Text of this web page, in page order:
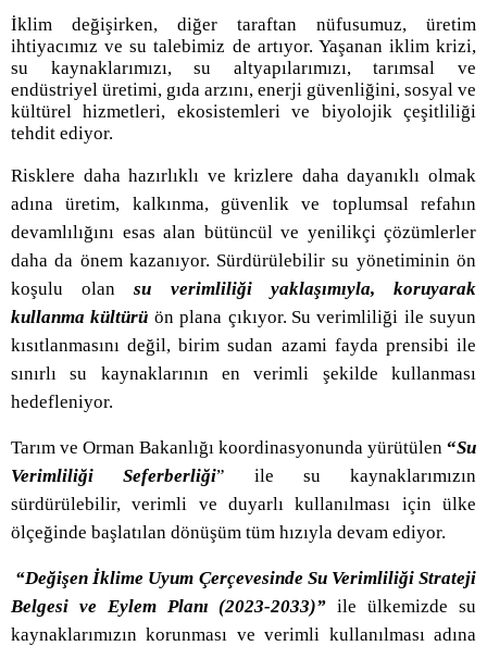
İklim değişirken, diğer taraftan nüfusumuz, üretim
ihtiyacımız ve su talebimiz de artıyor. Yaşanan iklim krizi,
su kaynaklarımızı, su altyapılarımızı, tarımsal ve
endüstriyel üretimi, gıda arzını, enerji güvenliğini, sosyal ve
kültürel hizmetleri, ekosistemleri ve biyolojik çeşitliliği
tehdit ediyor.
Risklere daha hazırlıklı ve krizlere daha dayanıklı olmak
adına üretim, kalkınma, güvenlik ve toplumsal refahın
devamlılığını esas alan bütüncül ve yenilikçi çözümlerler
daha da önem kazanıyor. Sürdürülebilir su yönetiminin ön
koşulu olansu verimliliği yaklaşımıyla, koruyarak
kullanma kültürü ön plana çıkıyor. Su verimliliği ile suyun
kısıtlanmasını değil, birim sudan azami fayda prensibi ile
sınırlı su kaynaklarının en verimli şekilde kullanması
hedefleniyor.
Tarım ve Orman Bakanlığı koordinasyonunda yürütülen “Su
Verimliliği Seferberliği” ile su kaynaklarımızın
sürdürülebilir, verimli ve duyarlı kullanılması için ülke
ölçeğinde başlatılan dönüşüm tüm hızıyla devam ediyor.
“Değişen İklime Uyum Çerçevesinde Su Verimliliği Strateji
Belgesi ve Eylem Planı (2023-2033)” ile ülkemizde su
kaynaklarımızın korunması ve verimli kullanılması adına